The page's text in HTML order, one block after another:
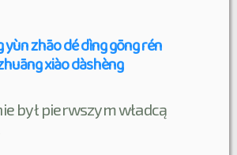
yùn zhāo dé dìng gōng rén
xiào dàshèng
był pierwszym władcą